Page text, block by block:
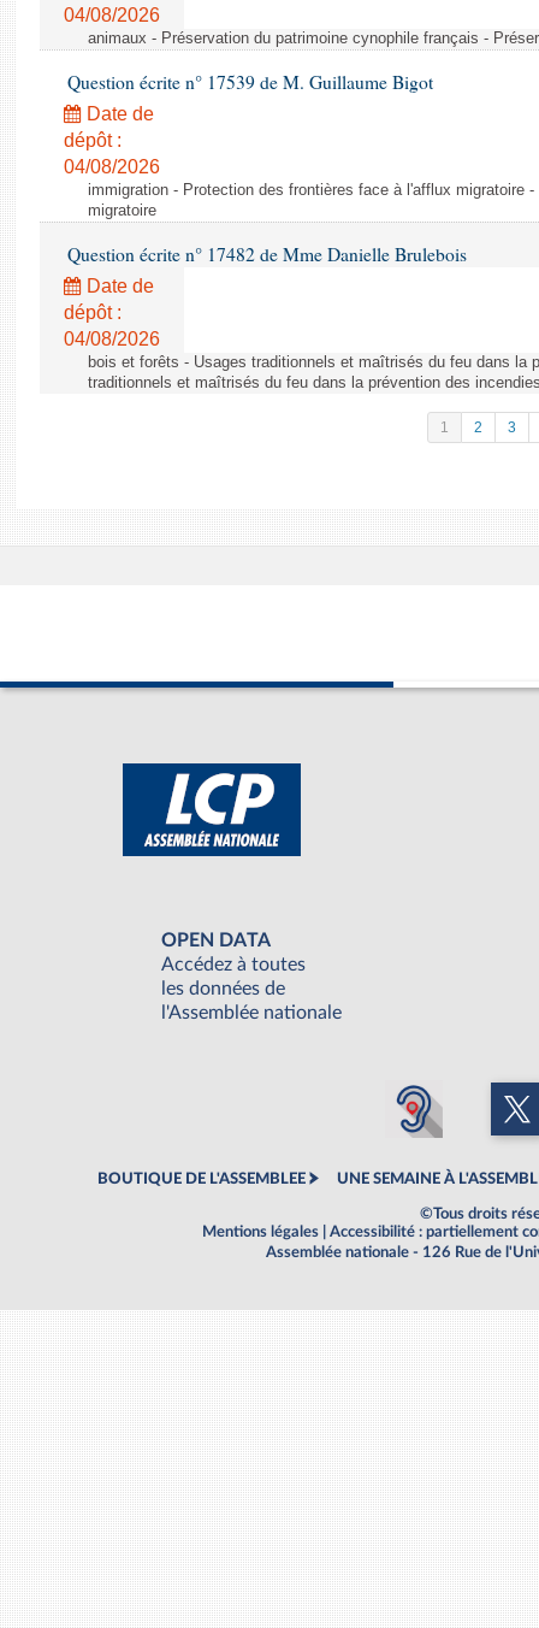
04/08/2026
animaux - Préservation du patrimoine cynophile français -
Question écrite n° 17539 de M. Guillaume Bigot
Date de
dépôt :
04/08/2026
immigration - Protection des frontières face à l'afflux migratoire
migratoire
Question écrite n° 17482 de Mme Danielle Brulebois
Date de
dépôt :
04/08/2026
bois et forêts - Usages traditionnels et maîtrisés du feu dans la
traditionnels et maîtrisés du feu dans la prévention des
1 2 3
OPEN DATA
Accédez à toutes
les données de
l'Assemblée nationale
BOUTIQUE DE L'ASSEMBLEE UNE SEMAINE À
©Tous droits
Mentions légales
Accessibilité : partiellement
Assemblée nationale - 126 Rue de